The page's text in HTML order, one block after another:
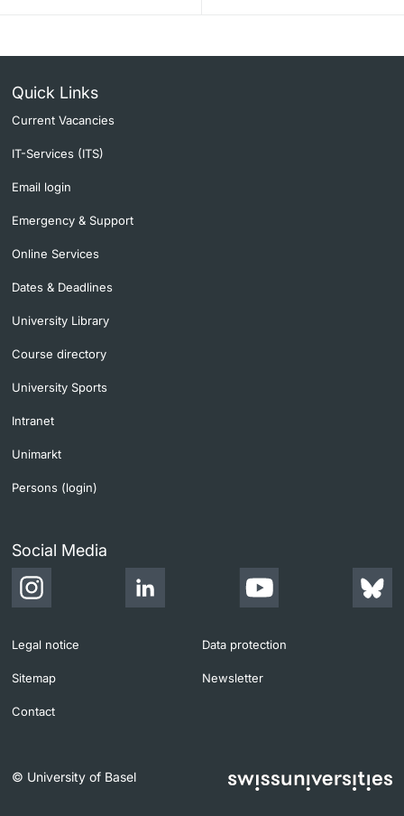
Quick Links
Current Vacancies
IT-Services (ITS)
Email login
Emergency & Support
Online Services
Dates & Deadlines
University Library
Course directory
University Sports
Intranet
Unimarkt
Persons (login)
Social Media
Legal notice Data protection
Sitemap Newsletter
Contact
© University of Basel